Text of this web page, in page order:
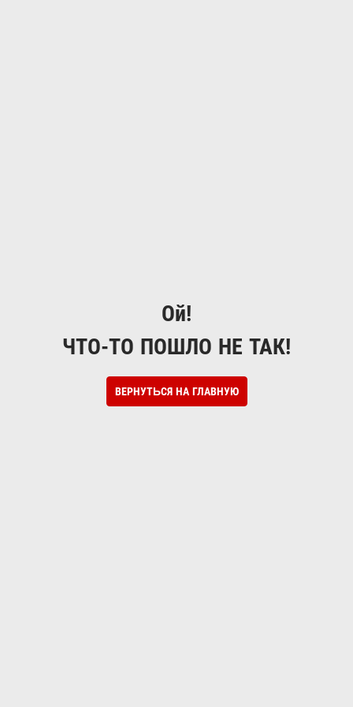
Ой!
ЧТО-ТО ПОШЛО НЕ ТАК!
ВЕРНУТЬСЯ НА ГЛАВНУЮ